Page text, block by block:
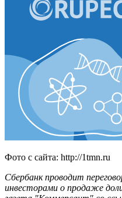
Фото с сайта: http://1tmn.ru
Сбербанк проводит
инвесторами о продаже